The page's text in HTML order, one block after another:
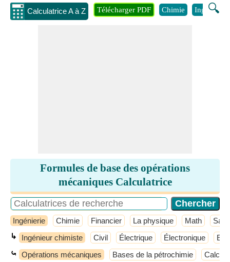
Calculatrice A à Z 🔍
Télécharger PDF Chimie Ingénierie
Formules de base des opérations
mécaniques Calculatrice
Ingénierie Chimie Financier La physique Math
↳ Ingénieur chimiste Civil Électrique Électronique
⤿ Opérations mécaniques Bases de la pétrochimie